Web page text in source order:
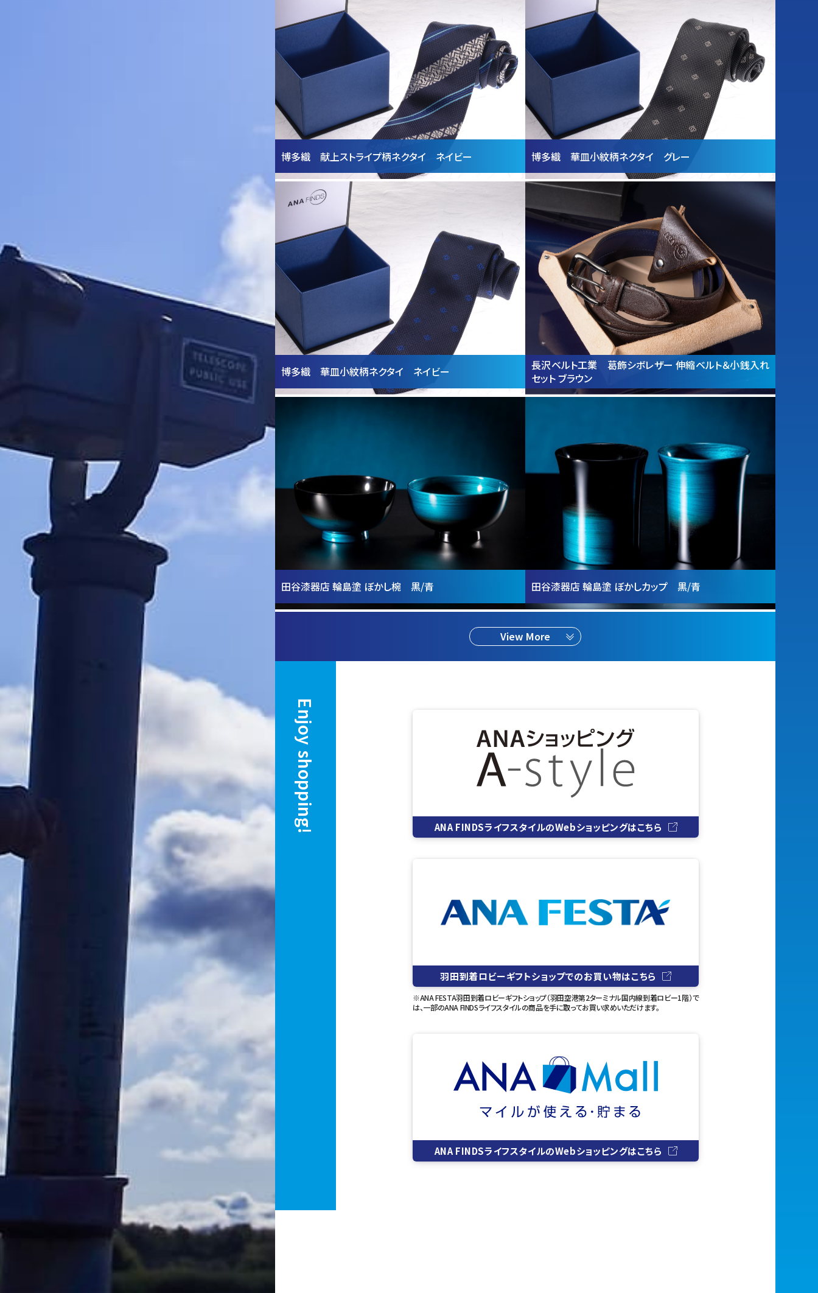
博多織 献上ストライプ柄ネクタイ ネイビー 博多織 華皿小紋柄ネクタイ グレー
博多織 華皿小紋柄ネクタイ ネイビー
長沢ベルト工業 葛飾シボレザー 伸縮ベルト＆小銭入れ
セット ブラウン
田谷漆器店 輪島塗 ぼかし椀 黒/青 田谷漆器店 輪島塗 ぼかしカップ 黒/青
View More
Enjoy shopping! ANA FINDSライフスタイルのWebショッピングはこちら
羽田到着ロビーギフトショップでのお買い物はこちら
※ANA FESTA羽田到着ロビーギフトショップ（羽田空港第2ターミナル国内線到着ロビー1階）で
は、一部のANA FINDSライフスタイルの商品を手に取ってお買い求めいただけます。
ANA FINDSライフスタイルのWebショッピングはこちら